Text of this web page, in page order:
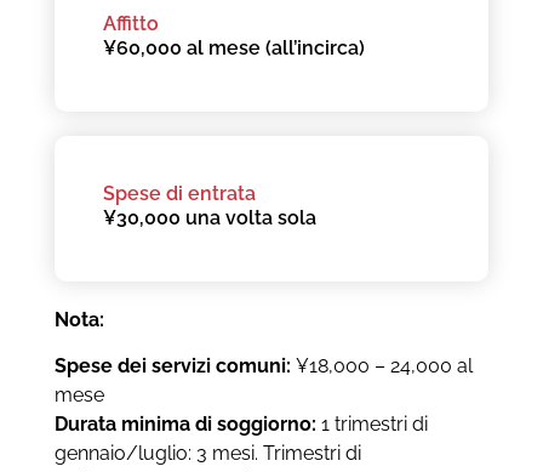
Affitto
¥60,000 al mese (all’incirca)
Spese di entrata
¥30,000 una volta sola
Nota:
Spese dei servizi comuni: ¥18,000 – 24,000 al
mese
Durata minima di soggiorno: 1 trimestri di
gennaio/luglio: 3 mesi. Trimestri di